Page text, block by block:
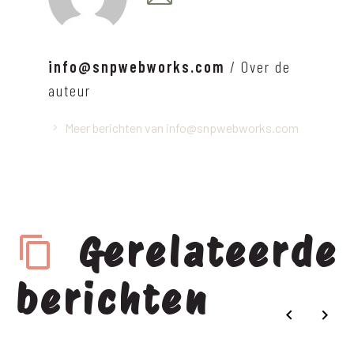
info@snpwebworks.com / Over de
auteur
Meer berichten van info@snpwebworks.com
Gerelateerde
berichten